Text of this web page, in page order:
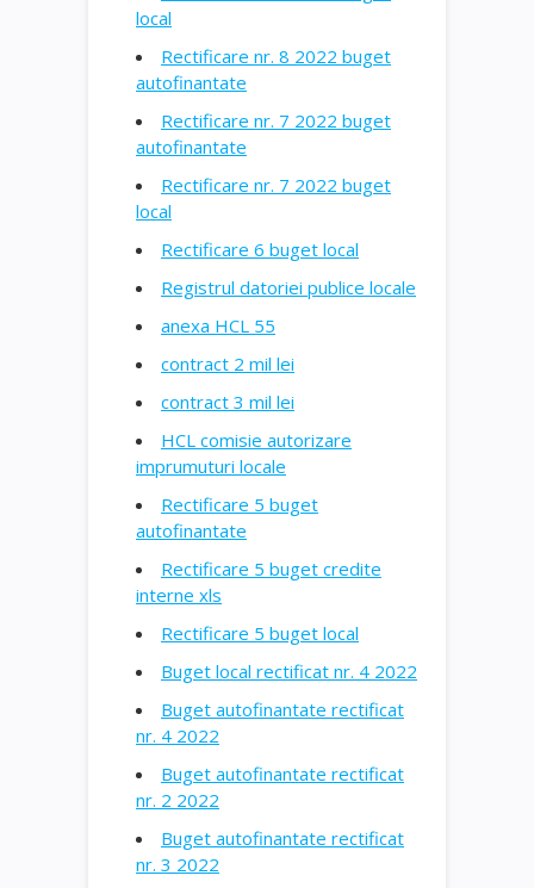
local
Rectificare nr. 8 2022 buget
autofinantate
Rectificare nr. 7 2022 buget
autofinantate
Rectificare nr. 7 2022 buget
local
Rectificare 6 buget local
Registrul datoriei publice locale
anexa HCL 55
contract 2 mil lei
contract 3 mil lei
HCL comisie autorizare
imprumuturi locale
Rectificare 5 buget
autofinantate
Rectificare 5 buget credite
interne xls
Rectificare 5 buget local
Buget local rectificat nr. 4 2022
Buget autofinantate rectificat
nr. 4 2022
Buget autofinantate rectificat
nr. 2 2022
Buget autofinantate rectificat
nr. 3 2022